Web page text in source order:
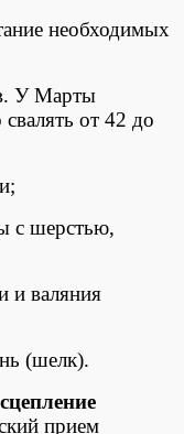
необходимых
У Марты
от 42 до
с шерстью,
и валяния
(шелк).
прием